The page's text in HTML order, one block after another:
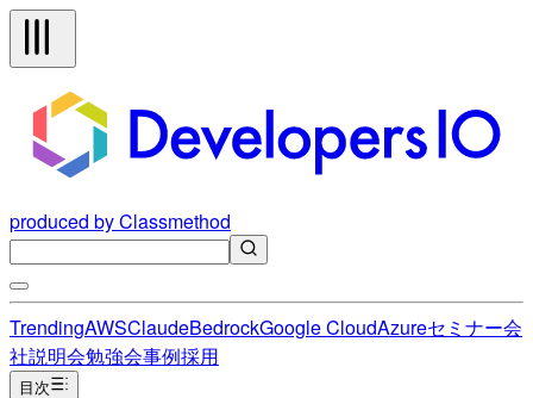
produced by Classmethod
TrendingAWSClaudeBedrockGoogle CloudAzureセミナー会
社説明会勉強会事例採用
目次